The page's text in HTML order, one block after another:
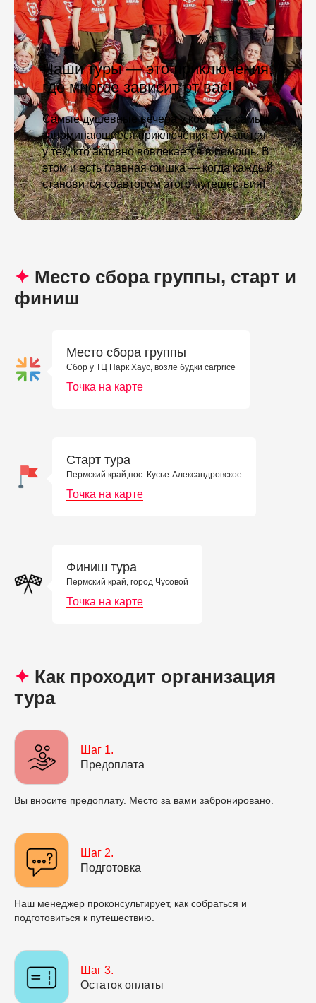
Наши туры — это приключения,
где многое зависит от вас!
Самые душевные вечера у костра и самые
запоминающиеся приключения случаются
у тех, кто активно вовлекается в помощь. В
этом и есть главная фишка — когда каждый
становится соавтором этого путешествия!
✦ Место сбора группы, старт и
финиш
Место сбора группы
Сбор у ТЦ Парк Хаус, возле будки carprice
Точка на карте
Старт тура
Пермский край,пос. Кусье-Александровское
Точка на карте
Финиш тура
Пермский край, город Чусовой
Точка на карте
✦ Как проходит организация
тура
Шаг 1.
Предоплата
Вы вносите предоплату. Место за вами забронировано.
Шаг 2.
Подготовка
Наш менеджер проконсультирует, как собраться и
подготовиться к путешествию.
Шаг 3.
Остаток оплаты